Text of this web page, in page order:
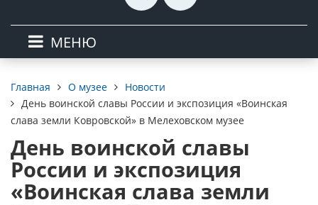
МЕНЮ
Главная О музее
Новости
День воинской славы России и экспозиция «Воинская
слава земли Ковровской» в Мелеховском музее
День воинской славы
России и экспозиция
«Воинская слава земли